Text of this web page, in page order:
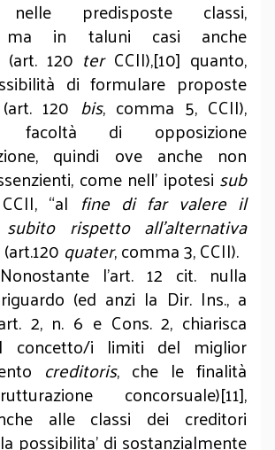
nelle predisposte classi,
ma in taluni casi anche
120 ter CCII),[10] quanto,
di formulare proposte
120 bis, comma 5, CCII),
facoltà di opposizione
quindi ove anche non
come nell’ ipotesi sub
“al fine di far valere il
rispetto all’alternativa
(art.120 quater, comma 3, CCII).
l’art. 12 cit. nulla
(ed anzi la Dir. Ins., a
2, n. 6 e Cons. 2, chiarisca
concetto/i limiti del miglior
creditoris, che le finalità
concorsuale)[11],
alle classi dei creditori
possibilita’ di sostanzialmente